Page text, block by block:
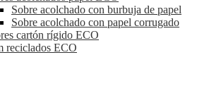
Sobre acolchado con burbuja de papel
Sobre acolchado con papel corrugado
cartón rígido ECO
reciclados ECO